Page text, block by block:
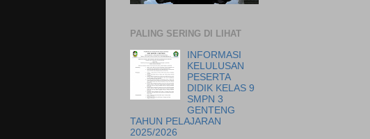
PALING SERING DI LIHAT
INFORMASI
KELULUSAN
PESERTA
DIDIK KELAS 9
SMPN 3
GENTENG
TAHUN PELAJARAN
2025/2026